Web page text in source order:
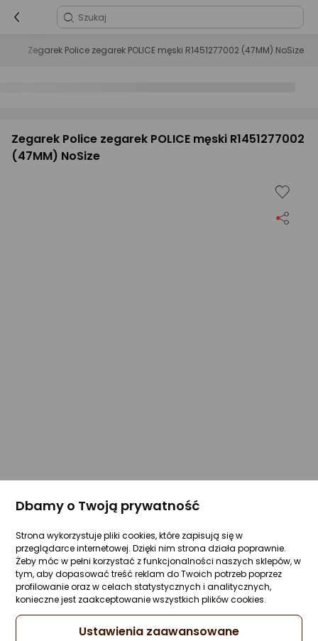
Zegarek Police zegarek POLICE męski R1451277002 (47MM) NoSize
Zegarek Police zegarek POLICE męski R1451277002
(47MM) NoSize
Dbamy o Twoją prywatność
Strona wykorzystuje pliki cookies, które zapisują się w
przeglądarce internetowej. Dzięki nim strona działa poprawnie.
Żeby móc w pełni korzystać z funkcjonalności naszych sklepów, w
tym, aby dopasować treść reklam do Twoich potrzeb poprzez
profilowanie oraz w celach statystycznych i analitycznych,
konieczne jest zaakceptowanie wszystkich plików cookies.
Ustawienia zaawansowane